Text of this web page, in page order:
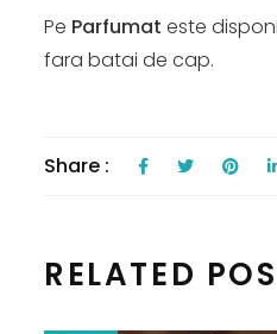
Pe Parfumat este
fara batai de cap.
Share :
RELATED